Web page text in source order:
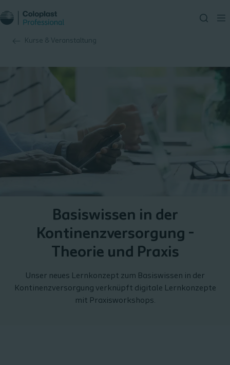
Kurse & Veranstaltung
Basiswissen in der
Kontinenzversorgung -
Theorie und Praxis
Unser neues Lernkonzept zum Basiswissen in der
Kontinenzversorgung verknüpft digitale Lernkonzepte
mit Praxisworkshops.